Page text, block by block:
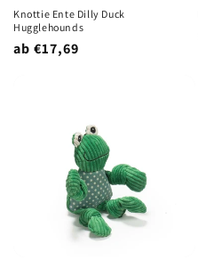
Knottie Ente Dilly Duck
Hugglehounds
Normaler
ab €17,69